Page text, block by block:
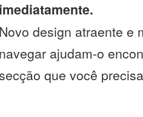
imediatamente.
Novo design atraente e
navegar ajudam-o
que você